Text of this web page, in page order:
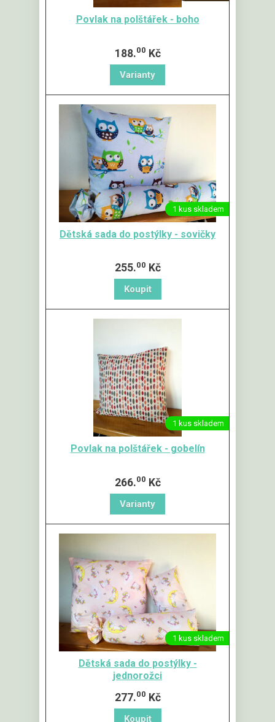
Povlak na polštářek - boho
188.00 Kč
1 kus skladem
Dětská sada do postýlky - sovičky
255.00 Kč
1 kus skladem
Povlak na polštářek - gobelín
266.00 Kč
1 kus skladem
Dětská sada do postýlky -
jednorožci
277.00 Kč